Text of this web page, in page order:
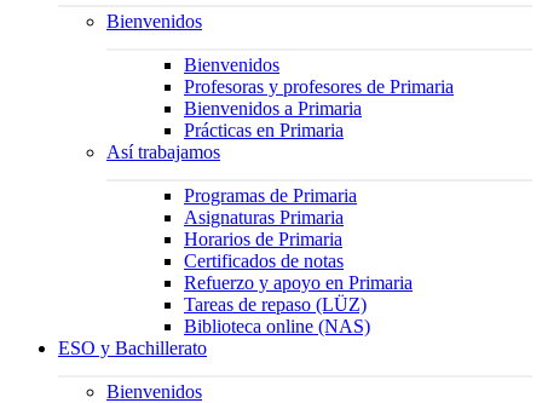
Bienvenidos
Bienvenidos
Profesoras y profesores de Primaria
Bienvenidos a Primaria
Prácticas en Primaria
Así trabajamos
Programas de Primaria
Asignaturas Primaria
Horarios de Primaria
Certificados de notas
Refuerzo y apoyo en Primaria
Tareas de repaso (LÜZ)
Biblioteca online (NAS)
ESO y Bachillerato
Bienvenidos